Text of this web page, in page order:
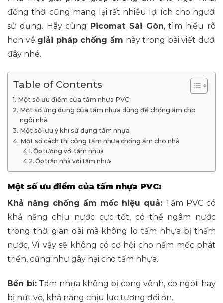
đồng thời cũng mang lại rất nhiều lợi ích cho người
sử dụng. Hãy cùng Picomat Sài Gòn, tìm hiểu rõ
hơn về giải pháp chống ẩm này trong bài viết dưới
đây nhé.
Table of Contents
Một số ưu điểm của tấm nhựa PVC:
Một số ứng dụng của tấm nhựa dùng để chống ẩm cho
ngôi nhà
Một số lưu ý khi sử dụng tấm nhựa
Một số cách thi công tấm nhựa chống ẩm cho nhà
Ốp tường với tấm nhựa
Ốp trần nhà với tấm nhựa
Một số ưu điểm của tấm nhựa PVC:
Khả năng chống ẩm mốc hiệu quả: Tấm PVC có
khả năng chịu nước cực tốt, có thể ngâm nước
trong thời gian dài mà không lo tấm nhựa bị thấm
nước, Vì vậy sẽ không có cơ hội cho nấm mốc phát
triển, cũng như gây hại cho tấm nhựa.
Bền bỉ:Tấm nhựa không bị cong vênh, co ngót hay
bị nứt vỡ, khả năng chịu lực tương đối ổn.